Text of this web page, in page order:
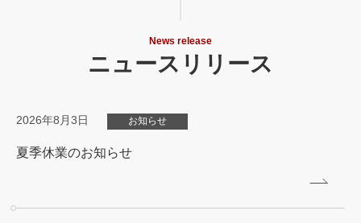
News release
ニュースリリース
2026年8月3日 お知らせ
夏季休業のお知らせ